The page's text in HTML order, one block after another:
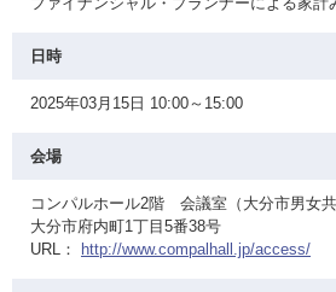
日時
2025年03月15日 10:00～15:00
会場
コンパルホール2階 会議室（大分市男女共
大分市府内町1丁目5番38号
URL：
http://www.compalhall.jp/access/